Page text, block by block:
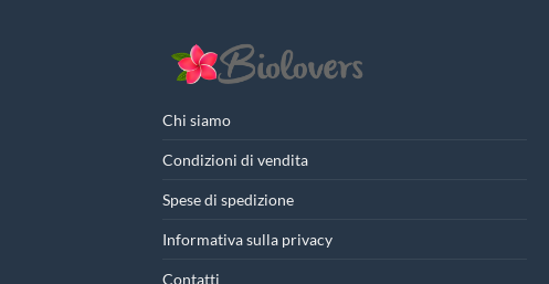
Chi siamo
Condizioni di vendita
Spese di spedizione
Informativa sulla privacy
Contatti